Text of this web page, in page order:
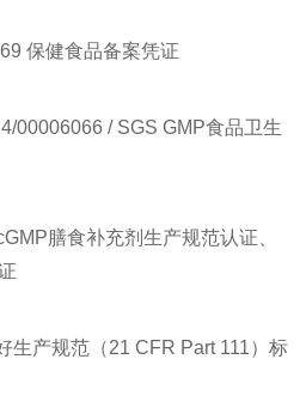
保健食品备案凭证
00006066 / SGS GMP食品卫生
膳食补充剂生产规范认证、
生产规范（21 CFR Part 111）标